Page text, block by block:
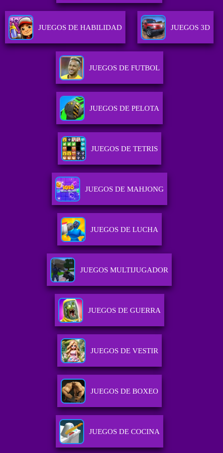
JUEGOS DE HABILIDAD JUEGOS 3D
JUEGOS DE FUTBOL
JUEGOS DE PELOTA
JUEGOS DE TETRIS
JUEGOS DE MAHJONG
JUEGOS DE LUCHA
JUEGOS MULTIJUGADOR
JUEGOS DE GUERRA
JUEGOS DE VESTIR
JUEGOS DE BOXEO
JUEGOS DE COCINA